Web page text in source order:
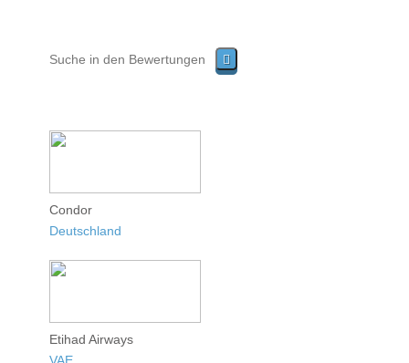
Condor
Deutschland
Etihad Airways